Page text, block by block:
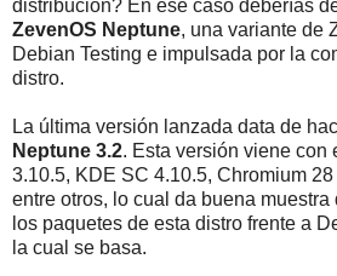
distribución? En ese caso deberías
ZevenOS Neptune, una variante de
Debian Testing e impulsada por la
distro.
La última versión lanzada data de
Neptune 3.2. Esta versión viene con
3.10.5, KDE SC 4.10.5, Chromium
entre otros, lo cual da buena
los paquetes de esta distro frente a
la cual se basa.